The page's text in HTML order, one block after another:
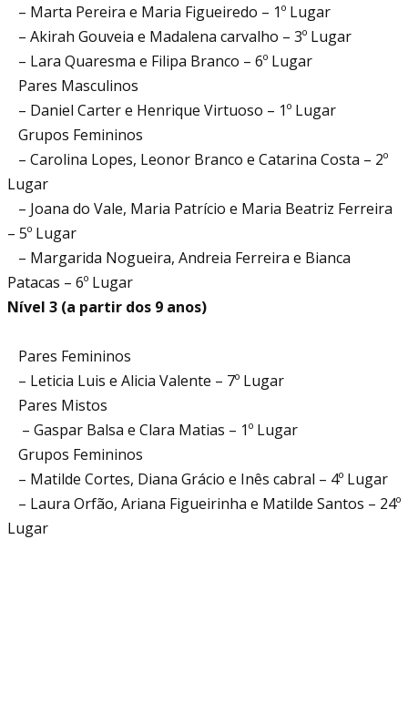
– Marta Pereira e Maria Figueiredo – 1º Lugar
– Akirah Gouveia e Madalena carvalho – 3º Lugar
– Lara Quaresma e Filipa Branco – 6º Lugar
Pares Masculinos
– Daniel Carter e Henrique Virtuoso – 1º Lugar
Grupos Femininos
– Carolina Lopes, Leonor Branco e Catarina Costa – 2º
Lugar
– Joana do Vale, Maria Patrício e Maria Beatriz Ferreira
– 5º Lugar
– Margarida Nogueira, Andreia Ferreira e Bianca
Patacas – 6º Lugar
Nível 3 (a partir dos 9 anos)
Pares Femininos
– Leticia Luis e Alicia Valente – 7º Lugar
Pares Mistos
– Gaspar Balsa e Clara Matias – 1º Lugar
Grupos Femininos
– Matilde Cortes, Diana Grácio e Inês cabral – 4º Lugar
– Laura Orfão, Ariana Figueirinha e Matilde Santos – 24º
Lugar